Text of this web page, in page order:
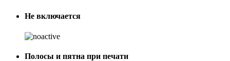
Не включается
Полосы и пятна при печати